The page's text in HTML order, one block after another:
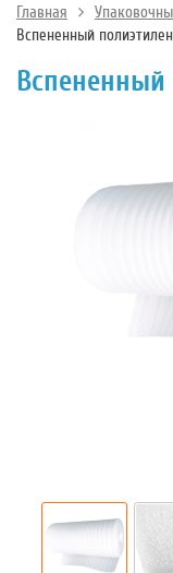
Главная
Вспененный
Вспененный